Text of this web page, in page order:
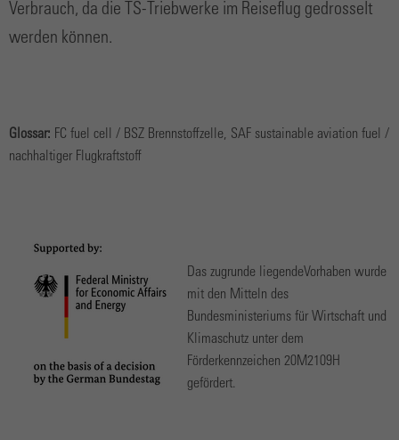
Verbrauch, da die TS-Triebwerke im Reiseflug gedrosselt
werden können.
Glossar: FC fuel cell / BSZ Brennstoffzelle, SAF sustainable aviation fuel /
nachhaltiger Flugkraftstoff
Das zugrunde liegendeVorhaben wurde
mit den Mitteln des
Bundesministeriums für Wirtschaft und
Klimaschutz unter dem
Förderkennzeichen 20M2109H
gefördert.